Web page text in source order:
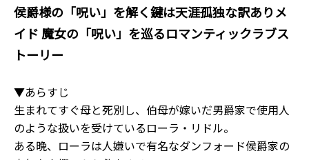
侯爵様の「呪い」を解く鍵は天涯孤独な訳ありメ
イド―― 魔女の「呪い」を巡るロマンティックラブス
トーリー
▼あらすじ
生まれてすぐ母と死別し、伯母が嫁いだ男爵家で使用人
のような扱いを受けているローラ・リドル。
ある晩、ローラは人嫌いで有名なダンフォード侯爵家の